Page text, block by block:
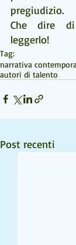
pregiudizio.
Che dire
leggerlo!
Tag:
narrativa
autori di talento
Post recenti